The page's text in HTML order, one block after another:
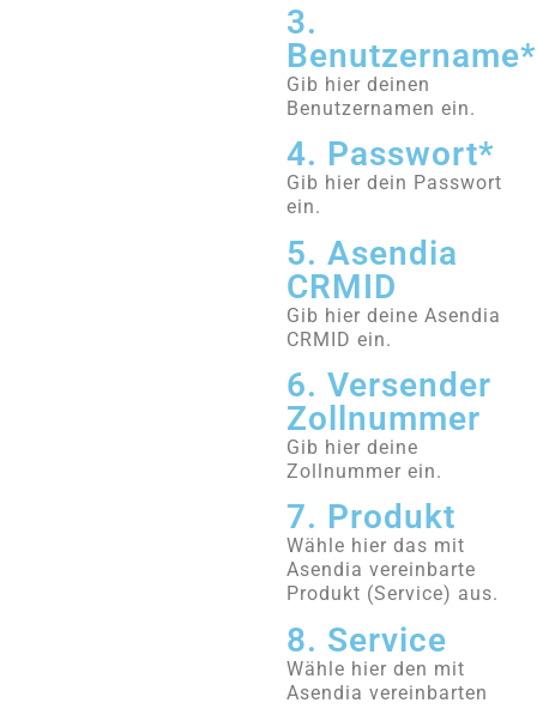
3.
Benutzername*
Gib hier deinen
Benutzernamen ein.
4. Passwort*
Gib hier dein Passwort
ein.
5. Asendia
CRMID
Gib hier deine Asendia
CRMID ein.
6. Versender
Zollnummer
Gib hier deine
Zollnummer ein.
7. Produkt
Wähle hier das mit
Asendia vereinbarte
Produkt (Service) aus.
8. Service
Wähle hier den mit
Asendia vereinbarten